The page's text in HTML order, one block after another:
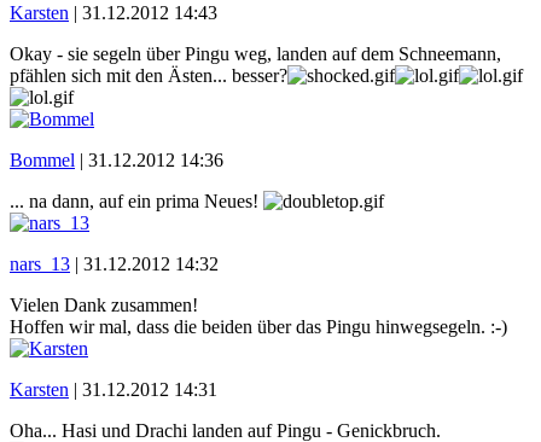
Karsten | 31.12.2012 14:43
Okay - sie segeln über Pingu weg, landen auf dem Schneemann,
pfählen sich mit den Ästen... besser?
Bommel | 31.12.2012 14:36
... na dann, auf ein prima Neues!
nars_13 | 31.12.2012 14:32
Vielen Dank zusammen!
Hoffen wir mal, dass die beiden über das Pingu hinwegsegeln. :-)
Karsten | 31.12.2012 14:31
Oha... Hasi und Drachi landen auf Pingu - Genickbruch.